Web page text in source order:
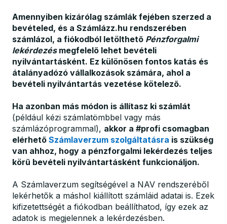
Amennyiben kizárólag számlák fejében szerzed a
bevételed, és a Számlázz.hu rendszerében
számlázol, a fiókodból letölthető Pénzforgalmi
lekérdezésmegfelelő lehet bevételi
nyilvántartásként. Ez különösen fontos katás és
átalányadózó vállalkozások számára, ahol a
bevételi nyilvántartás vezetése kötelező.
Ha azonban más módon is állítasz ki számlát
(például kézi számlatömbbel vagy más
számlázóprogrammal), akkor a #profi csomagban
elérhető Számlaverzum szolgáltatásra is szükség
van ahhoz, hogy a pénzforgalmi lekérdezés teljes
körű bevételi nyilvántartásként funkcionáljon.
A Számlaverzum segítségével a NAV rendszeréből
lekérhetők a máshol kiállított számláid adatai is. Ezek
kifizetettségét a fiókodban beállíthatod, így ezek az
adatok is megjelennek a lekérdezésben.